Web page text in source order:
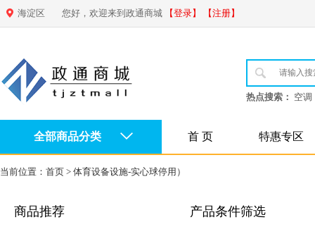
海淀区 您好，欢迎来到政通商城 【登录】 【注册】
热点搜索： 空调
全部商品分类 首 页 特惠专区
当前位置： 首页 > 体育设备设施-实心球停用）
商品推荐 产品条件筛选